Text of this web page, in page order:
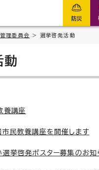
防災
理委員会 > 選挙啓発活動
動
養講座
民教養講座を開催します
挙啓発ポスター募集のお知